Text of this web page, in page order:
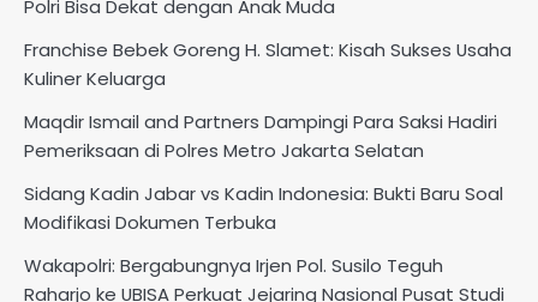
Polri Bisa Dekat dengan Anak Muda
Franchise Bebek Goreng H. Slamet: Kisah Sukses Usaha
Kuliner Keluarga
Maqdir Ismail and Partners Dampingi Para Saksi Hadiri
Pemeriksaan di Polres Metro Jakarta Selatan
Sidang Kadin Jabar vs Kadin Indonesia: Bukti Baru Soal
Modifikasi Dokumen Terbuka
Wakapolri: Bergabungnya Irjen Pol. Susilo Teguh
Raharjo ke UBISA Perkuat Jejaring Nasional Pusat Studi